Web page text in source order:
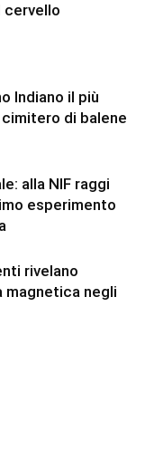
cervello
Indiano il più
di balene
alla NIF raggi
esperimento
rivelano
magnetica negli